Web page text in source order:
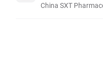
China SXT